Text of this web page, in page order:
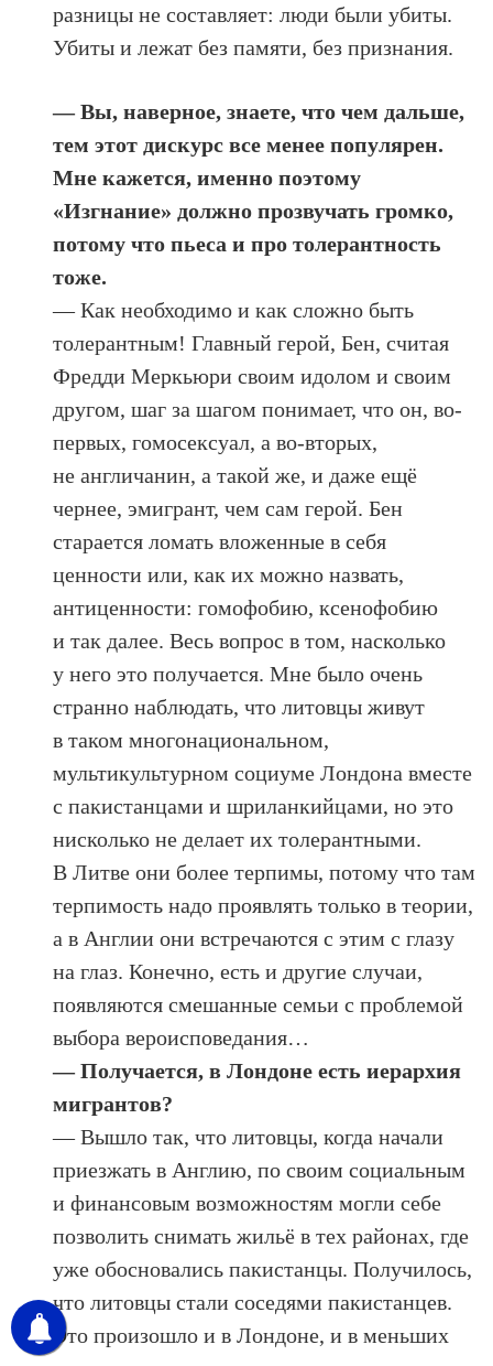
разницы не составляет: люди были убиты.
Убиты и лежат без памяти, без признания.
— Вы, наверное, знаете, что чем дальше,
тем этот дискурс все менее популярен.
Мне кажется, именно поэтому
«Изгнание» должно прозвучать громко,
потому что пьеса и про толерантность
тоже.
— Как необходимо и как сложно быть
толерантным! Главный герой, Бен, считая
Фредди Меркьюри своим идолом и своим
другом, шаг за шагом понимает, что он, во-
первых, гомосексуал, а во-вторых,
не англичанин, а такой же, и даже ещё
чернее, эмигрант, чем сам герой. Бен
старается ломать вложенные в себя
ценности или, как их можно назвать,
антиценности: гомофобию, ксенофобию
и так далее. Весь вопрос в том, насколько
у него это получается. Мне было очень
странно наблюдать, что литовцы живут
в таком многонациональном,
мультикультурном социуме Лондона вместе
с пакистанцами и шриланкийцами, но это
нисколько не делает их толерантными.
В Литве они более терпимы, потому что там
терпимость надо проявлять только в теории,
а в Англии они встречаются с этим с глазу
на глаз. Конечно, есть и другие случаи,
появляются смешанные семьи с проблемой
выбора вероисповедания…
— Получается, в Лондоне есть иерархия
мигрантов?
— Вышло так, что литовцы, когда начали
приезжать в Англию, по своим социальным
и финансовым возможностям могли себе
позволить снимать жильё в тех районах, где
уже обосновались пакистанцы. Получилось,
что литовцы стали соседями пакистанцев.
Это произошло и в Лондоне, и в меньших